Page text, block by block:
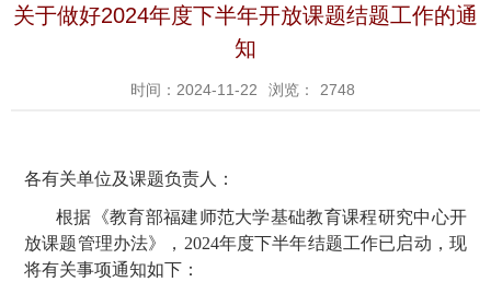
关于做好2024年度下半年开放课题结题工作的通
知
时间：2024-11-22 浏览： 2748
各有关单位及课题负责人：
根据《教育部福建师范大学基础教育课程研究中心开
放课题管理办法》， 2024年度下半年结题工作已启动，现
将有关事项通知如下：